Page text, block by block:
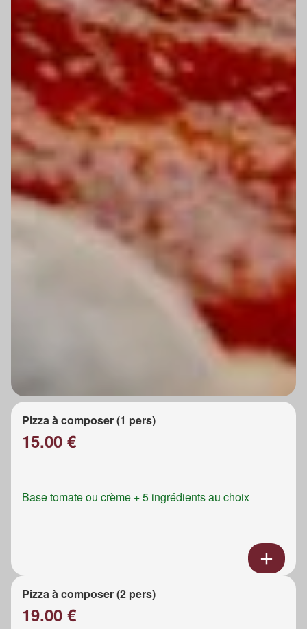
Pizza à composer (1 pers)
15.00 €
Base tomate ou crème + 5 ingrédients au choix
Pizza à composer (2 pers)
19.00 €